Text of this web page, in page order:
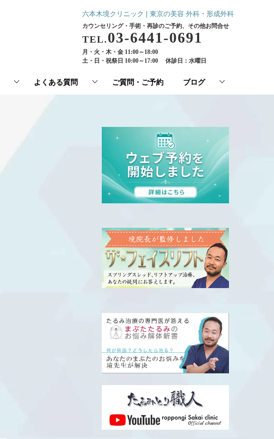
六本木境クリニック | 東京の美容 外科・形成外科
カウンセリング・手術・再診のご予約、その他お問合せ
TEL.03-6441-0691
月・火・木・金 11:00～18:00
土・日・祝祭日 10:00～17:00
休診日：水曜日
よくある質問 ご質問・ご予約 ブログ